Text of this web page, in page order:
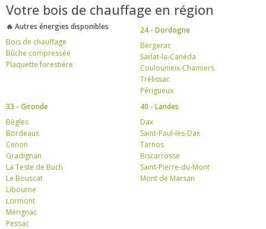
Votre bois de chauffage en région
🔥 Autres énergies disponibles
Bois de chauffage
Bûche compressée
Plaquette forestière
24 - Dordogne
Bergerac
Sarlat-la-Canéda
Coulounieix-Chamiers
Trélissac
Périgueux
33 - Gironde
Bègles
Bordeaux
Cenon
Gradignan
La Teste de Buch
Le Bouscat
Libourne
Lormont
Mérignac
Pessac
40 - Landes
Dax
Saint-Paul-lès-Dax
Tarnos
Biscarrosse
Saint-Pierre-du-Mont
Mont de Marsan